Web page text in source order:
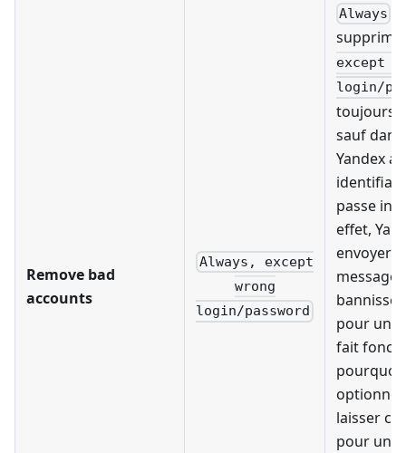
Remove bad
accounts
Always, except
wrong
login/password
Always
except
login/
toujours
sauf
Yandex a
passe
effet,
envoyer
message
pour un
fait
pourquoi
laisser
pour une